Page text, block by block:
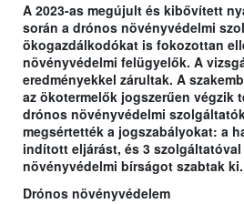
A 2023-as megújult és kibővített
során a drónos növényvédelmi
ökogazdálkodókat is fokozottan
növényvédelmi felügyelők. A
eredményekkel zárultak. A
az ökotermelők jogszerűen végzik
drónos növényvédelmi
megsértették a jogszabályokat: a
indított eljárást, és 3 szolgáltatóval
növényvédelmi bírságot szabtak ki.
Drónos növényvédelem